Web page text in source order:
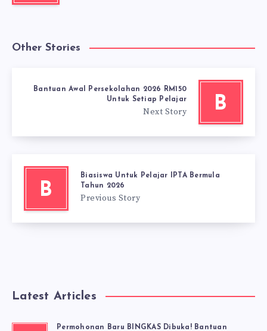
Other Stories
B
Bantuan Awal Persekolahan 2026 RM150
Untuk Setiap Pelajar
Next Story
B
Biasiswa Untuk Pelajar IPTA Bermula
Tahun 2026
Previous Story
Latest Articles
Permohonan Baru BINGKAS Dibuka! Bantuan